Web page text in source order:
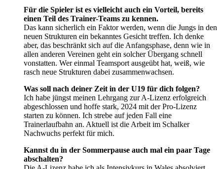
Für die Spieler ist es vielleicht auch ein Vorteil, bereits
einen Teil des Trainer-Teams zu kennen.
Das kann sicherlich ein Faktor werden, wenn die Jungs in den
neuen Strukturen ein bekanntes Gesicht treffen. Ich denke
aber, das beschränkt sich auf die Anfangsphase, denn wie in
allen anderen Vereinen geht ein solcher Übergang schnell
vonstatten. Wer einmal Teamsport ausgeübt hat, weiß, wie
rasch neue Strukturen dabei zusammenwachsen.
Was soll nach deiner Zeit in der U19 für dich folgen?
Ich habe jüngst meinen Lehrgang zur A-Lizenz erfolgreich
abgeschlossen und hoffe stark, 2024 mit der Pro-Lizenz
starten zu können. Ich strebe auf jeden Fall eine
Trainerlaufbahn an. Aktuell ist die Arbeit im Schalker
Nachwuchs perfekt für mich.
Kannst du in der Sommerpause auch mal ein paar Tage
abschalten?